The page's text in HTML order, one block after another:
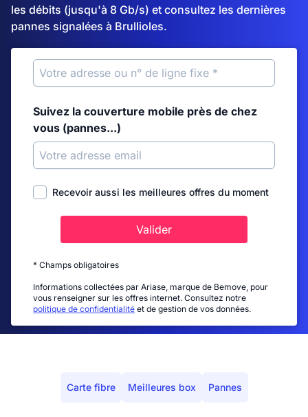
les débits (jusqu'à 8 Gb/s) et consultez les dernières
pannes signalées à Brullioles.
Suivez la couverture mobile près de chez
vous (pannes...)
Recevoir aussi les meilleures offres du moment
Valider
* Champs obligatoires
Informations collectées par Ariase, marque de Bemove, pour
vous renseigner sur les offres internet. Consultez notre
politique de confidentialité et de gestion de vos données.
Carte fibre Meilleures box Pannes